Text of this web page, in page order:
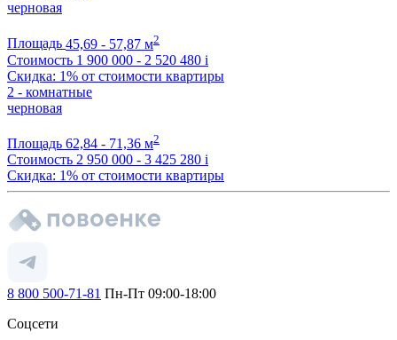
черновая
Площадь 45,69 - 57,87 м2
Стоимость 1 900 000 - 2 520 480 i
Скидка: 1% от стоимости квартиры
2 - комнатные
черновая
Площадь 62,84 - 71,36 м2
Стоимость 2 950 000 - 3 425 280 i
Скидка: 1% от стоимости квартиры
8 800 500-71-81 Пн-Пт 09:00-18:00
Соцсети